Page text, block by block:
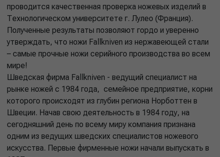
проводится качественная проверка ножевых изделий в
Технологическом университете г. Лулео (Франция).
Полученные результаты позволяют гордо и уверенно
утверждать, что ножи Fallkniven из нержавеющей стали
– самые прочные ножи серийного производства во всем
мире!
Шведская фирма Fallkniven - ведущий специалист на
рынке ножей с 1984 года, семейное предприятие, корни
которого происходят из глубин региона Норботтен в
Швеции. Начав свою деятельность в 1984 году, на
сегодняшний день по всему миру компания признана
одним из ведущих шведских специалистов ножевого
искусства. Первые фирменные ножи начали выпускать в